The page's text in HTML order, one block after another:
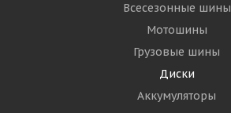
Всесезонные шины
Мотошины
Грузовые шины
Диски
Аккумуляторы